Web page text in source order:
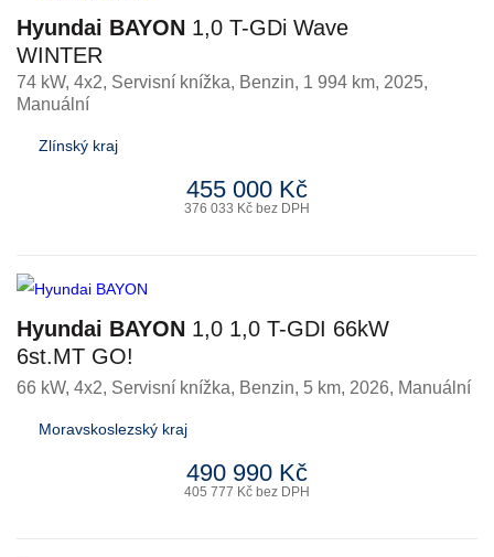
Hyundai BAYON 1,0 T-GDi Wave
WINTER
74 kW, 4x2, Servisní knížka, Benzin, 1 994 km, 2025,
Manuální
Zlínský kraj
455 000 Kč
376 033 Kč bez DPH
Hyundai BAYON 1,0 1,0 T-GDI 66kW
6st.MT GO!
66 kW, 4x2, Servisní knížka, Benzin, 5 km, 2026, Manuální
Moravskoslezský kraj
490 990 Kč
405 777 Kč bez DPH